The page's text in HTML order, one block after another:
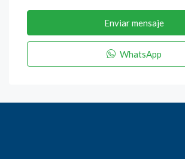
Enviar mensaje
WhatsApp